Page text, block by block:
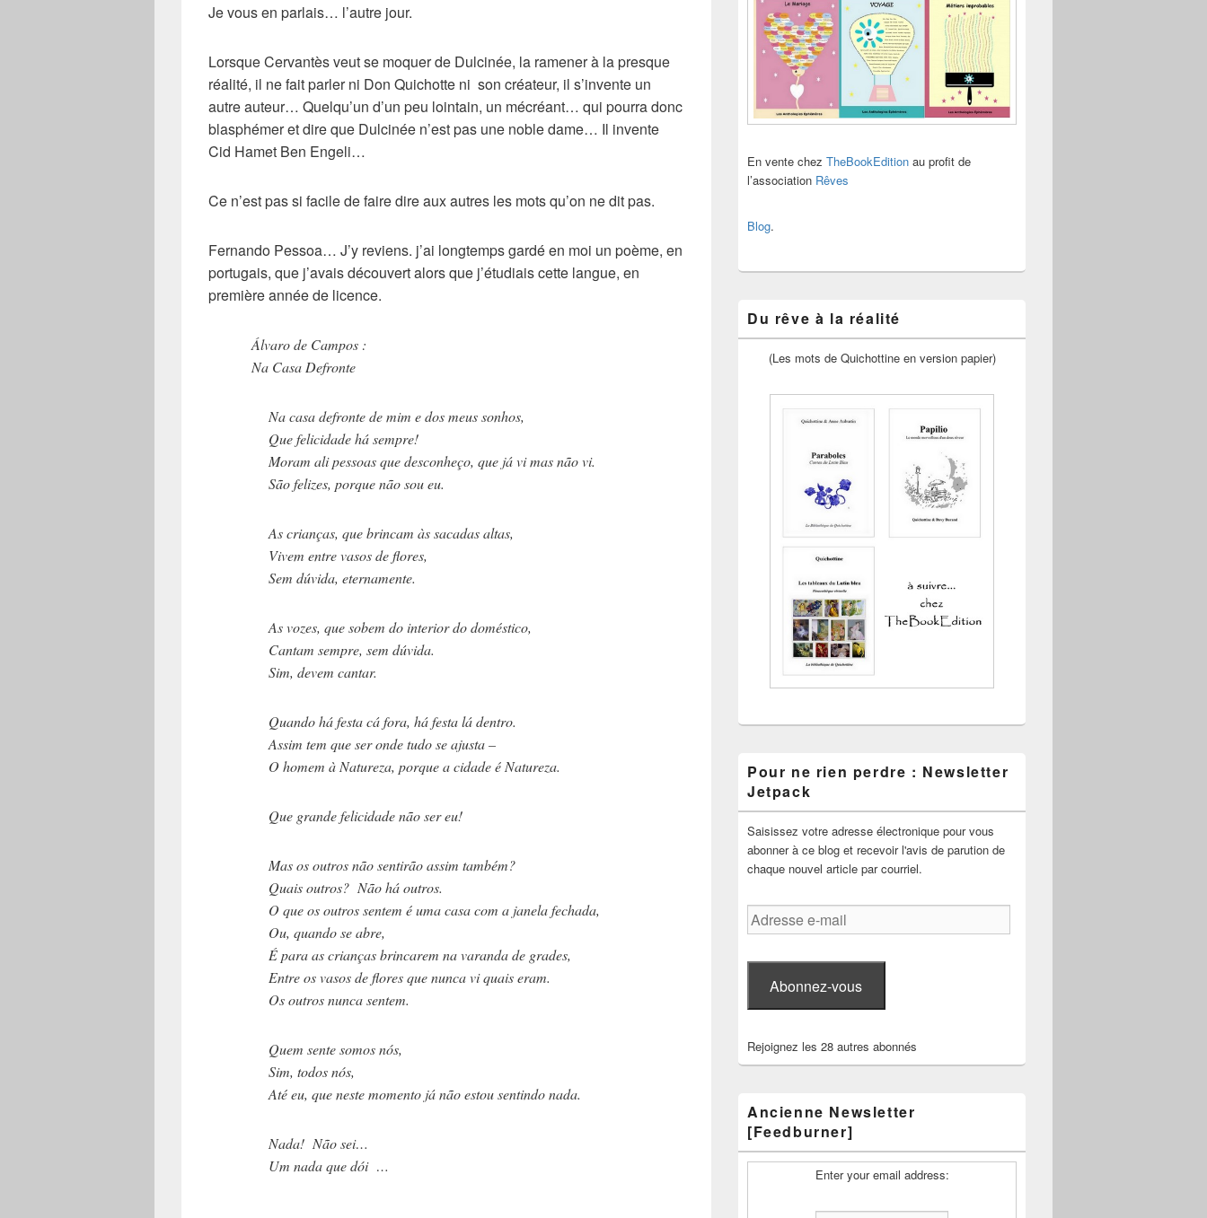
Je vous en parlais… l’autre jour.
LorsqueCervantèsveut se moquer de Dulcinée, la ramener à la presque
réalité, il ne fait parler ni Don Quichotte ni son créateur, il s’invente un
autre auteur… Quelqu’un d’un peu lointain, un mécréant… qui pourra donc
blasphémer et dire que Dulcinée n’est pas une noble dame… Il invente
Cid Hamet Ben Engeli…
Ce n’est pas si facile de faire dire aux autres les mots qu’on ne dit pas.
Fernando Pessoa… J’y reviens. j’ai longtemps gardé en moi un poème, en
portugais, que j’avais découvert alors que j’étudiais cette langue, en
première année de licence.
Álvaro de Campos :
Na Casa Defronte
Na casa defronte de mim e dos meus sonhos,
Que felicidade há sempre!
Moram ali pessoas que desconheço, que já vi mas não vi.
São felizes, porque não sou eu.
As crianças, que brincam às sacadas altas,
Vivem entre vasos de flores,
Sem dúvida, eternamente.
As vozes, que sobem do interior do doméstico,
Cantam sempre, sem dúvida.
Sim, devem cantar.
Quando há festa cá fora, há festa lá dentro.
Assim tem que ser onde tudo se ajusta –
O homem à Natureza, porque a cidade é Natureza.
Que grande felicidade não ser eu!
Mas os outros não sentirão assim também?
Quais outros? Não há outros.
O que os outros sentem é uma casa com a janela fechada,
Ou, quando se abre,
É para as crianças brincarem na varanda de grades,
Entre os vasos de flores que nunca vi quais eram.
Os outros nunca sentem.
Quem sente somos nós,
Sim, todos nós,
Até eu, que neste momento já não estou sentindo nada.
Nada! Não sei…
Um nada que dói …
En vente chez TheBookEdition au profit de
l’association Rêves
Blog.
Du rêve à la réalité
(Les mots de Quichottine en version papier)
Pour ne rien perdre : Newsletter
Jetpack
Saisissez votre adresse électronique pour vous
abonner à ce blog et recevoir l'avis de parution de
chaque nouvel article par courriel.
Adresse
e-
Abonnez-vous
Rejoignez les 28 autres abonnés
Ancienne Newsletter
[Feedburner]
Enter your email address: